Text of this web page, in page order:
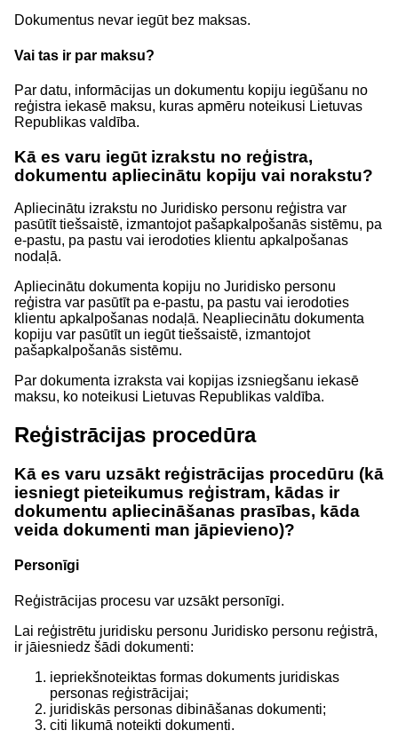
Dokumentus nevar iegūt bez maksas.
Vai tas ir par maksu?
Par datu, informācijas un dokumentu kopiju iegūšanu no
reģistra iekasē maksu, kuras apmēru noteikusi Lietuvas
Republikas valdība.
Kā es varu iegūt izrakstu no reģistra,
dokumentu apliecinātu kopiju vai norakstu?
Apliecinātu izrakstu no Juridisko personu reģistra var
pasūtīt tiešsaistē, izmantojot pašapkalpošanās sistēmu, pa
e-pastu, pa pastu vai ierodoties klientu apkalpošanas
nodaļā.
Apliecinātu dokumenta kopiju no Juridisko personu
reģistra var pasūtīt pa e-pastu, pa pastu vai ierodoties
klientu apkalpošanas nodaļā. Neapliecinātu dokumenta
kopiju var pasūtīt un iegūt tiešsaistē, izmantojot
pašapkalpošanās sistēmu.
Par dokumenta izraksta vai kopijas izsniegšanu iekasē
maksu, ko noteikusi Lietuvas Republikas valdība.
Reģistrācijas procedūra
Kā es varu uzsākt reģistrācijas procedūru (kā
iesniegt pieteikumus reģistram, kādas ir
dokumentu apliecināšanas prasības, kāda
veida dokumenti man jāpievieno)?
Personīgi
Reģistrācijas procesu var uzsākt personīgi.
Lai reģistrētu juridisku personu Juridisko personu reģistrā,
ir jāiesniedz šādi dokumenti:
iepriekšnoteiktas formas dokuments juridiskas
personas reģistrācijai;
juridiskās personas dibināšanas dokumenti;
citi likumā noteikti dokumenti.